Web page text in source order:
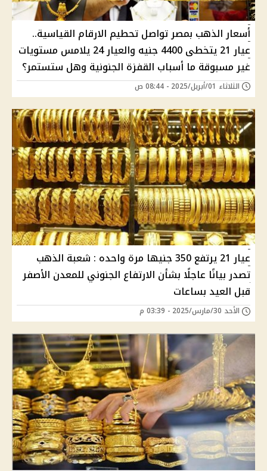
أسعار الذهب بمصر تواصل تحطيم الارقام القياسية..
عيار 21 يتخطى 4400 جنيه والعيار 24 يلامس مستويات
غير مسبوقة ما أسباب القفزة الجنونية وهل ستستمر؟
الثلاثاء 01/أبريل/2025 - 08:44 ص
عيار 21 يرتفع 350 جنيها مرة واحده : شعبة الذهب
تصدر بيانًا عاجلًا بشأن الارتفاع الجنوني للمعدن الأصفر
قبل العيد بساعات
الأحد 30/مارس/2025 - 03:39 م